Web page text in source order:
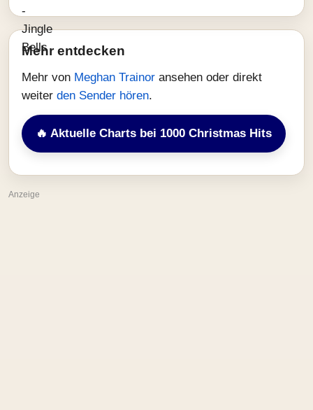
Mehr entdecken
Mehr von Meghan Trainor ansehen oder direkt
weiter den Sender hören.
🔥 Aktuelle Charts bei 1000 Christmas Hits
Anzeige